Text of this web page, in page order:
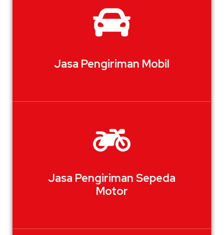
Jasa Pengiriman Mobil
Jasa Pengiriman Sepeda
Motor